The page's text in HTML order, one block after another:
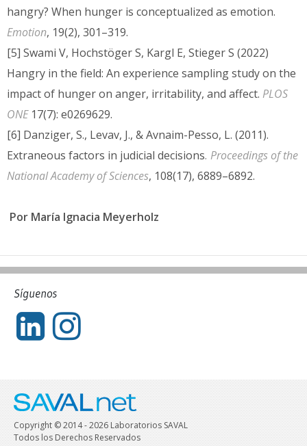
hangry? When hunger is conceptualized as emotion.
Emotion, 19(2), 301–319.
[5] Swami V, Hochstöger S, Kargl E, Stieger S (2022)
Hangry in the field: An experience sampling study on the
impact of hunger on anger, irritability, and affect. PLOS
ONE17(7): e0269629.
[6] Danziger, S., Levav, J., & Avnaim-Pesso, L. (2011).
Extraneous factors in judicial decisions. Proceedings of the
National Academy of Sciences, 108(17), 6889–6892.
Por María Ignacia Meyerholz
Síguenos
Copyright © 2014 - 2026 Laboratorios SAVAL
Todos los Derechos Reservados